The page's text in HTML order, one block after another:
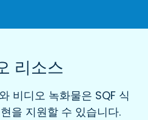
리소스
비디오 녹화물은 SQF 식
을 지원할 수 있습니다.